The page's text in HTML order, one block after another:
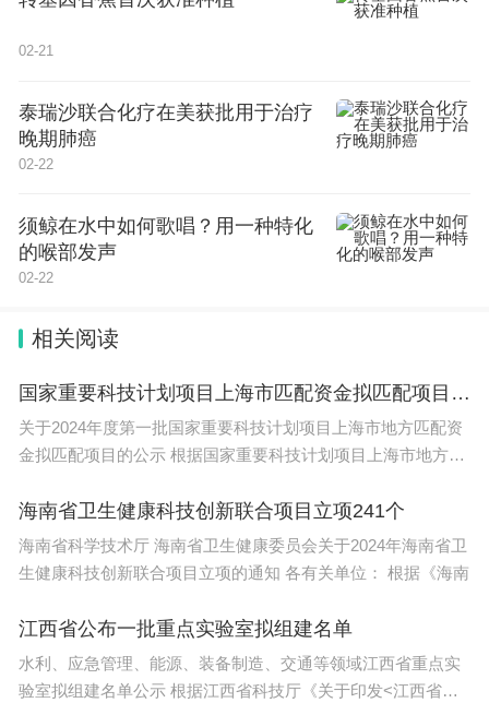
密切关系，请从郭沫若、象征派诗人、闻一多、徐志
摩、戴望舒、冯至、艾青、“九叶派”诗人中任选二
2.请举例说明文学消费作为特殊精神产品的表
五、文学评论写作(20‘)
数不少于1000字。
略：聂绀弩的《我若为王》
2014年考研南京师范大学880语文学科基础真题（回
02-21
泰瑞沙联合化疗在美获批用于治疗
晚期肺癌
02-22
须鲸在水中如何歌唱？用一种特化
的喉部发声
02-22
相关阅读
国家重要科技计划项目上海市匹配资金拟匹配项目公示
关于2024年度第一批国家重要科技计划项目上海市地方匹配资
金拟匹配项目的公示 根据国家重要科技计划项目上海市地方匹
海南省卫生健康科技创新联合项目立项241个
海南省科学技术厅 海南省卫生健康委员会关于2024年海南省卫
生健康科技创新联合项目立项的通知 各有关单位： 根据《海南
江西省公布一批重点实验室拟组建名单
水利、应急管理、能源、装备制造、交通等领域江西省重点实
验室拟组建名单公示 根据江西省科技厅《关于印发<江西省重